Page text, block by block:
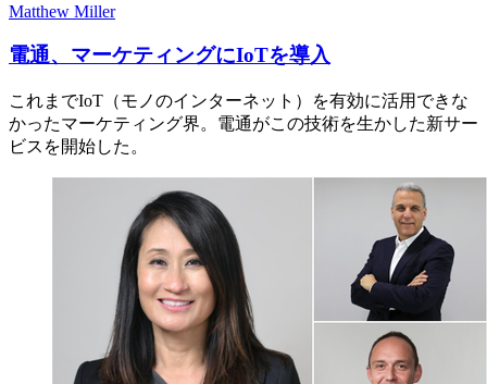
Matthew Miller
電通、マーケティングにIoTを導入
これまでIoT（モノのインターネット）を有効に活用できな
かったマーケティング界。電通がこの技術を生かした新サー
ビスを開始した。